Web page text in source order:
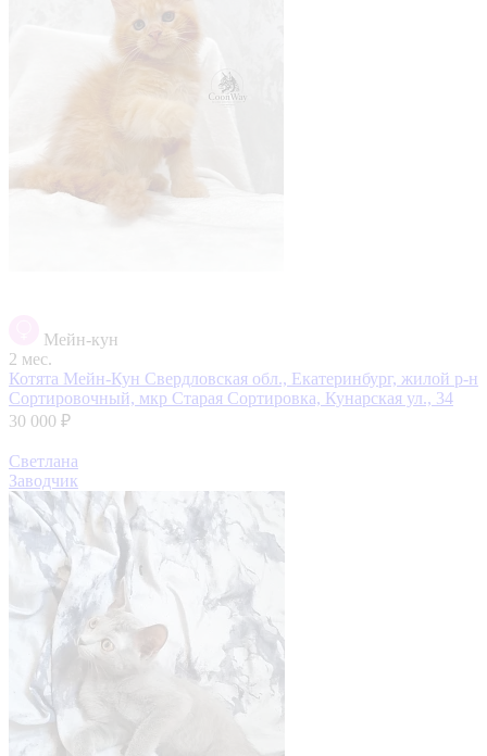
Мейн-кун
2 мес.
Котята Мейн-Кун Свердловская обл., Екатеринбург, жилой р-н
Сортировочный, мкр Старая Сортировка, Кунарская ул., 34
30 000 ₽
Светлана
Заводчик